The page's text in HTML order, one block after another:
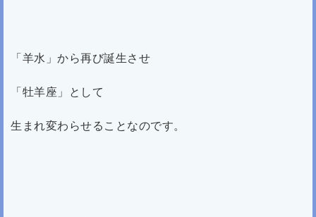
「羊水」から再び誕生させ
「牡羊座」として
生まれ変わらせることなのです。